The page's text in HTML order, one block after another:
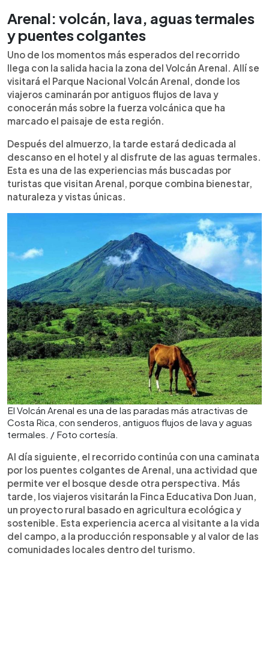
Arenal: volcán, lava, aguas termales
y puentes colgantes
Uno de los momentos más esperados del recorrido
llega con la salida hacia la zona del Volcán Arenal. Allí se
visitará el Parque Nacional Volcán Arenal, donde los
viajeros caminarán por antiguos flujos de lava y
conocerán más sobre la fuerza volcánica que ha
marcado el paisaje de esta región.
Después del almuerzo, la tarde estará dedicada al
descanso en el hotel y al disfrute de las aguas termales.
Esta es una de las experiencias más buscadas por
turistas que visitan Arenal, porque combina bienestar,
naturaleza y vistas únicas.
El Volcán Arenal es una de las paradas más atractivas de
Costa Rica, con senderos, antiguos flujos de lava y aguas
termales. / Foto cortesía.
Al día siguiente, el recorrido continúa con una caminata
por los puentes colgantes de Arenal, una actividad que
permite ver el bosque desde otra perspectiva. Más
tarde, los viajeros visitarán la Finca Educativa Don Juan,
un proyecto rural basado en agricultura ecológica y
sostenible. Esta experiencia acerca al visitante a la vida
del campo, a la producción responsable y al valor de las
comunidades locales dentro del turismo.